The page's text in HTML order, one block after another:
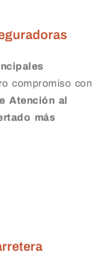
compromiso con
Atención al
más